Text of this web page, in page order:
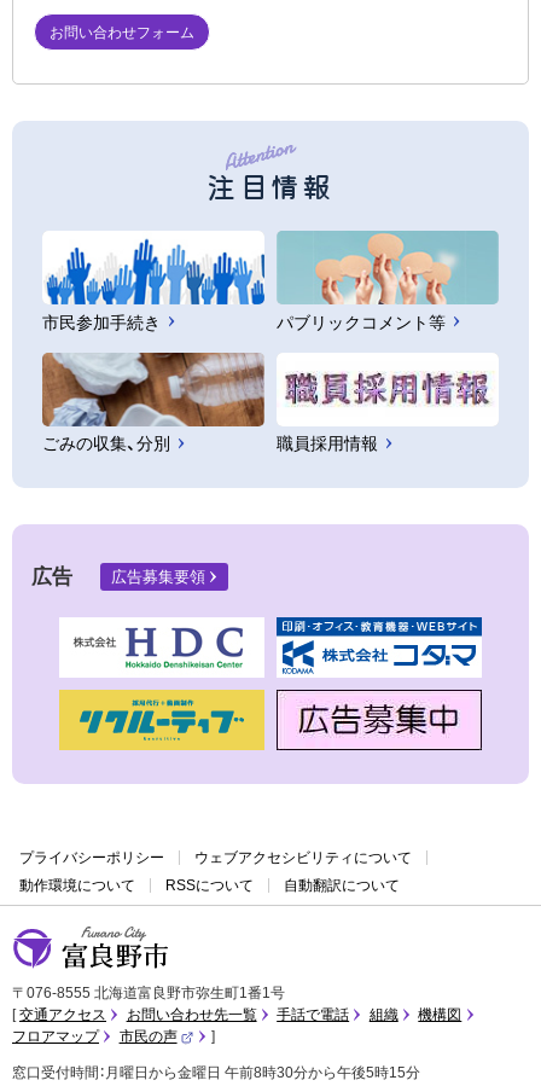
お問い合わせフォーム
注目情報
市民参加手続き パブリックコメント等
ごみの収集、分別 職員採用情報
広告 広告募集要領
プライバシーポリシー
ウェブアクセシビリティについて
動作環境について
RSSについて 自動翻訳について
〒076-8555 北海道富良野市弥生町1番1号
交通アクセス
お問い合わせ先一覧 手話で電話 組織
機構図
フロアマップ
市民の声
外
部
窓口受付時間：月曜日から金曜日 午前8時30分から午後5時15分